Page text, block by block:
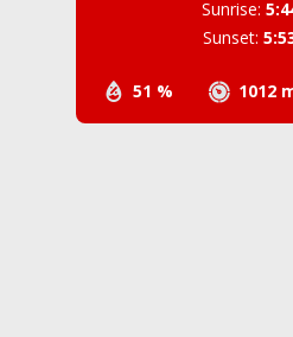
51 % 1012
Sunrise:
Sunset: